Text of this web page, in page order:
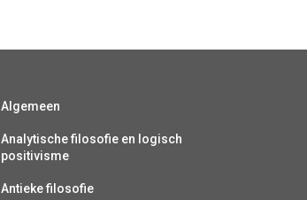
Algemeen
Analytische filosofie en logisch
positivisme
Antieke filosofie